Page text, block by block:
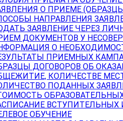
О ПРИЕМЕ
НАПРАВЛЕНИЯ
ЗАЯВЛЕНИЕ ЧЕРЕЗ
ДОКУМЕНТОВ У
О
ПРИЕМНЫХ
ДОГОВОРОВ ОБ
КОЛИЧЕСТВЕ
ПОДАННЫХ
ОБУЧЕНИЕ